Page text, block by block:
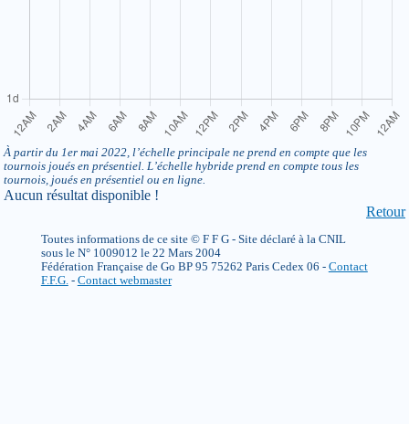
À partir du 1er mai 2022, l’échelle principale ne prend en compte que les
tournois joués en présentiel. L’échelle hybride prend en compte tous les
tournois, joués en présentiel ou en ligne.
Aucun résultat disponible !
Retour
Toutes informations de ce site © F F G - Site déclaré à la CNIL
sous le N° 1009012 le 22 Mars 2004
Fédération Française de Go BP 95 75262 Paris Cedex 06 - Contact
F.F.G.- Contact webmaster